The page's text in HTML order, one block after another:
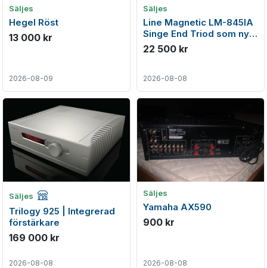
Säljes
Hegel Röst
13 000 kr
2026-08-09
Säljes
Line Magnetic LM-845IA
Singe End Triod som ny
med garanti
22 500 kr
2026-08-08
Säljes Företagsannons
Trilogy 925 | Integrerad
förstärkare
169 000 kr
2026-08-08
Säljes
Yamaha AX590
900 kr
2026-08-08